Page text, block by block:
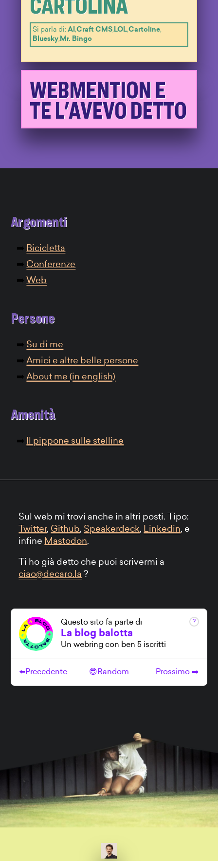
Si parla di: AI ,Craft CMS,LOL,Cartoline,
Bluesky,Mr. Bingo
WEBMENTION E
TE L'AVEVO DETTO
Argomenti
Bicicletta
Conferenze
Web
Persone
Su di me
Amici e altre belle persone
About me (in english)
Amenità
Il pippone sulle stelline
Sul web mi trovi anche in altri posti. Tipo:
Twitter, Github, Speakerdeck, Linkedin, e
infine Mastodon.
Ti ho già detto che puoi scrivermi a
ciao@decaro.la ?